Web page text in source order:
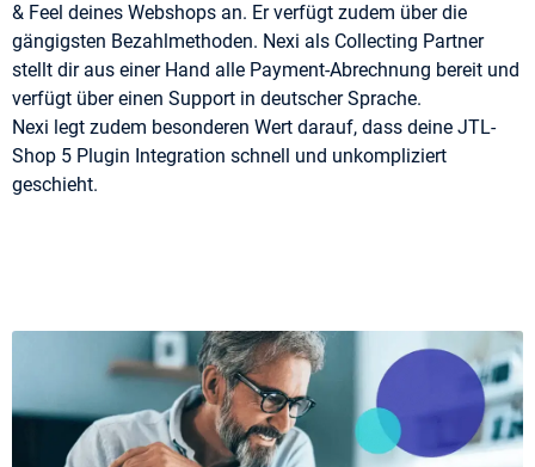
& Feel deines Webshops an. Er verfügt zudem über die
gängigsten Bezahlmethoden. Nexi als Collecting Partner
stellt dir aus einer Hand alle Payment-Abrechnung bereit und
verfügt über einen Support in deutscher Sprache.
Nexi legt zudem besonderen Wert darauf, dass deine JTL-
Shop 5 Plugin Integration schnell und unkompliziert
geschieht.